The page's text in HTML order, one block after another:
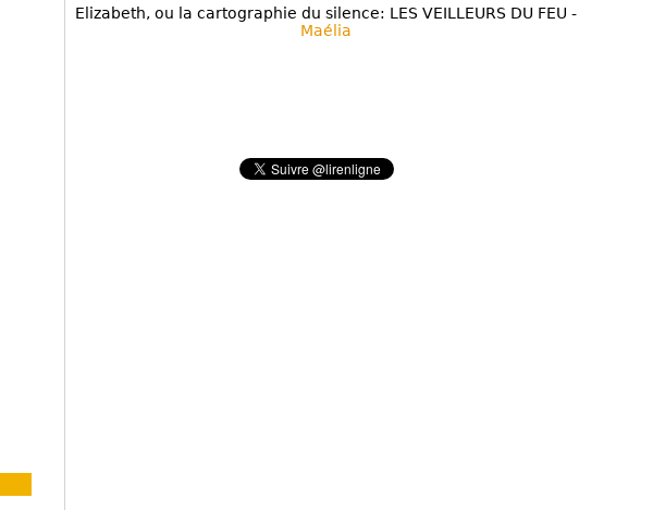
Elizabeth, ou la cartographie du silence: LES VEILLEURS DU FEU -
Maélia